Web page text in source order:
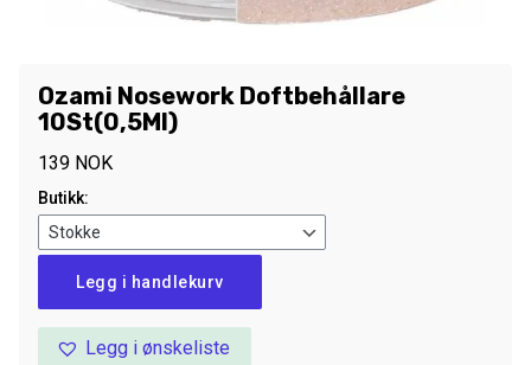
Ozami Nosework Doftbehållare
10St(0,5Ml)
139 NOK
Butikk:
Nosework
Doftbehållare
10St(0,5Ml)
Legg i handlekurv
Legg i ønskeliste